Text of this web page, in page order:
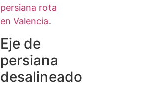
persiana rota
en Valencia.
Eje de
persiana
desalineado